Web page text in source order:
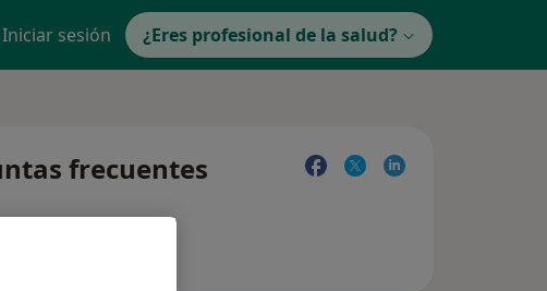
Iniciar sesión ¿Eres profesional de la salud?
frecuentes